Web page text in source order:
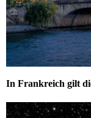
In Frankreich gilt